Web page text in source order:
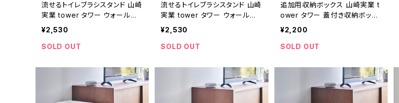
流せるトイレブラシスタンド 山崎
実業 tower タワー ウォール流
せるトイレブラシ＆替えブラシホ
ルダー 石こうボード壁対応 ブラ
ック
¥2,530
SOLD OUT
流せるトイレブラシスタンド 山崎
実業 tower タワー ウォール流
せるトイレブラシ＆替えブラシホ
ルダー 石こうボード壁対応 ホワ
イト
¥2,530
SOLD OUT
追加用収納ボックス 山崎実業 t
ower タワー 蓋付き収納ボック
スワゴン用追加ボックス L ホワ
イト
¥2,200
SOLD OUT